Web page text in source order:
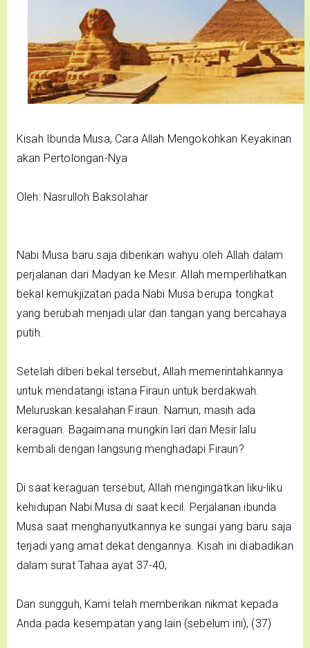
Kisah Ibunda Musa, Cara Allah Mengokohkan Keyakinan
akan Pertolongan-Nya
Oleh: Nasrulloh Baksolahar
Nabi Musa baru saja diberikan wahyu oleh Allah dalam
perjalanan dari Madyan ke Mesir. Allah memperlihatkan
bekal kemukjizatan pada Nabi Musa berupa tongkat
yang berubah menjadi ular dan tangan yang bercahaya
putih.
Setelah diberi bekal tersebut, Allah memerintahkannya
untuk mendatangi istana Firaun untuk berdakwah.
Meluruskan kesalahan Firaun. Namun, masih ada
keraguan. Bagaimana mungkin lari dari Mesir lalu
kembali dengan langsung menghadapi Firaun?
Di saat keraguan tersebut, Allah mengingatkan liku-liku
kehidupan Nabi Musa di saat kecil. Perjalanan ibunda
Musa saat menghanyutkannya ke sungai yang baru saja
terjadi yang amat dekat dengannya. Kisah ini diabadikan
dalam surat Tahaa ayat 37-40,
Dan sungguh, Kami telah memberikan nikmat kepada
Anda pada kesempatan yang lain (sebelum ini), (37)